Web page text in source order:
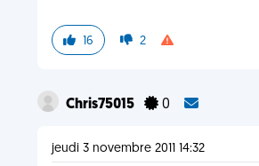
16 2
Chris75015 0
jeudi 3 novembre 2011 14:32